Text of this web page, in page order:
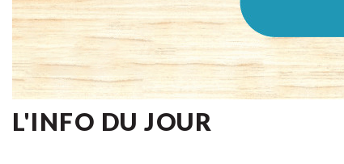
L'INFO DU JOUR